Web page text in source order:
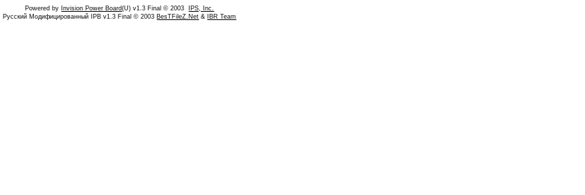
Powered by Invision Power Board(U) v1.3 Final © 2003
IPS, Inc.
Русский Модифицированный IPB v1.3 Final © 2003 BesTFileZ.Net & IBR Team